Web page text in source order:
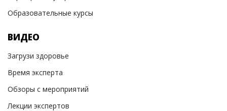
Образовательные курсы
ВИДЕО
Загрузи здоровье
Время эксперта
Обзоры с мероприятий
Лекции экспертов